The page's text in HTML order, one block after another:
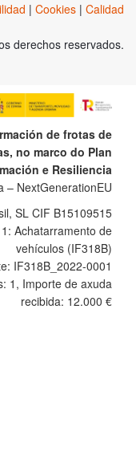
| Cookies | Calidad
derechos reservados.
de frotas de
no marco do Plan
e Resiliencia
– NextGenerationEU
SL CIF B15109515
Achatarramento de
vehículos (IF318B)
IF318B_2022-0001
1, Importe de axuda
recibida: 12.000 €